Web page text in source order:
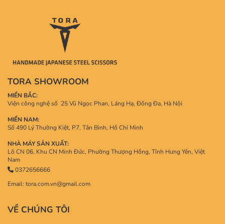
TORA SHOWROOM
MIỀN BẮC:
Viện công nghệ số 25 Vũ Ngọc Phan, Láng Hạ, Đống Đa, Hà Nội
MIỀN NAM:
Số 490 Lý Thường Kiệt, P7, Tân Bình, Hồ Chí Minh
NHÀ MÁY SẢN XUẤT:
Lô CN 06, Khu CN Minh Đức, Phường Thượng Hồng, Tỉnh Hưng Yên, Việt
Nam
0372656666
Email: tora.com.vn@gmail.com
VỀ CHÚNG TÔI